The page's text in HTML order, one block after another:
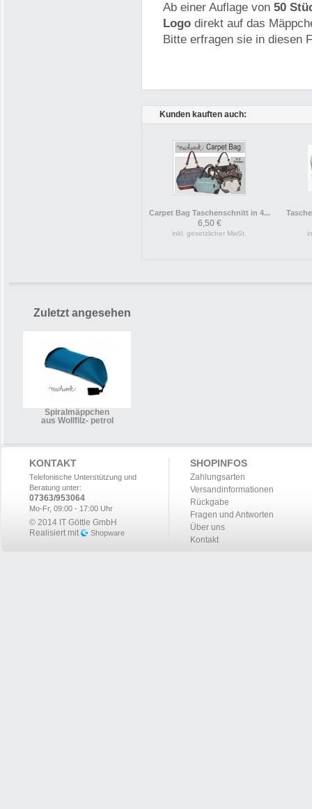
Ab einer Auflage von 50
Logo direkt auf das
Bitte erfragen sie in diesen
Kunden kauften auch:
Carpet Bag Taschenschnitt in 4...
6,50 €
inkl. gesetzlicher MwSt.
Zuletzt angesehen
Spiralmäppchen
aus Wollfilz- petrol
KONTAKT
Telefonische Unterstützung und
Beratung unter:
07363/953064
Mo-Fr, 09:00 - 17:00 Uhr
© 2014 IT Göttle GmbH
Realisiert mit
Shopware
SHOPINFOS
Zahlungsarten
Versandinformationen
Rückgabe
Fragen und Antworten
Über uns
Kontakt